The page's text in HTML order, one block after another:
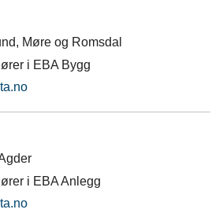
Møre og Romsdal
i EBA Bygg
i EBA Anlegg